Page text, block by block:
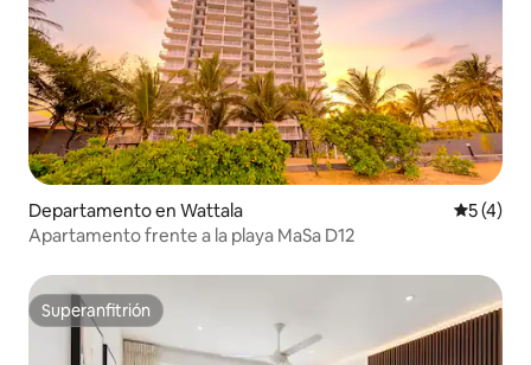
Departamento en Wattala
5 (4)
Apartamento frente a la playa MaSa D12
Superanfitrión
Superanfitrión